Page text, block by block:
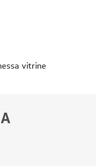
vitrine